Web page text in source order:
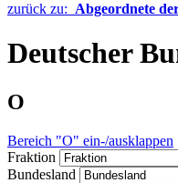
zurück zu: Abgeordnete
Deutscher
O
Bereich "O" ein-/ausklappen
Fraktion
Bundesland